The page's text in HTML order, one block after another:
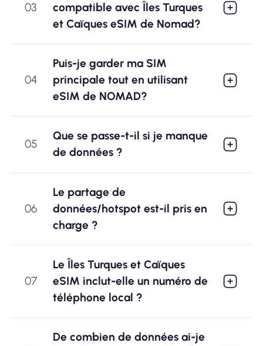
03
compatible avec Îles Turques
et Caïques eSIM de Nomad?
04
Puis-je garder ma SIM
principale tout en utilisant
eSIM de NOMAD?
05
Que se passe-t-il si je manque
de données ?
06
Le partage de
données/hotspot est-il pris en
charge ?
07
Le Îles Turques et Caïques
eSIM inclut-elle un numéro de
téléphone local ?
De combien de données ai-je